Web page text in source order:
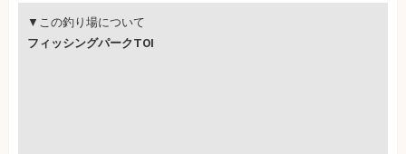
▼この釣り場について
フィッシングパークTOI